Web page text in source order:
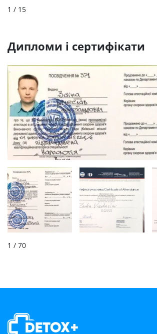
1 / 15
Дипломи і сертифікати
1 / 70